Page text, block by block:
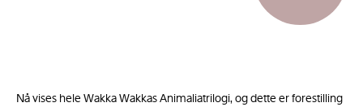
Nå vises hele Wakka Wakkas Animaliatrilogi, og dette er forestilling